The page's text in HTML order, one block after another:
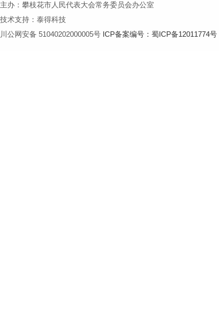
主办：攀枝花市人民代表大会常务委员会办公室
技术支持：泰得科技
川公网安备 51040202000005号 ICP备案编号：蜀ICP备12011774号